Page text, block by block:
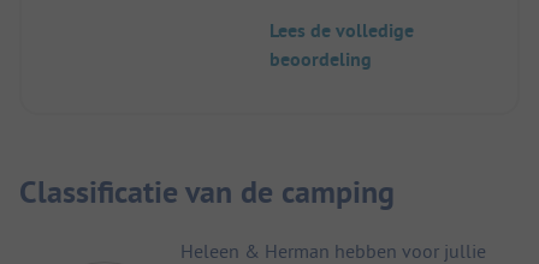
Lees de volledige
beoordeling
Classificatie van de camping
Heleen & Herman hebben voor jullie